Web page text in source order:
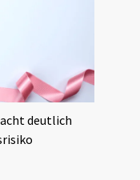
deutlich